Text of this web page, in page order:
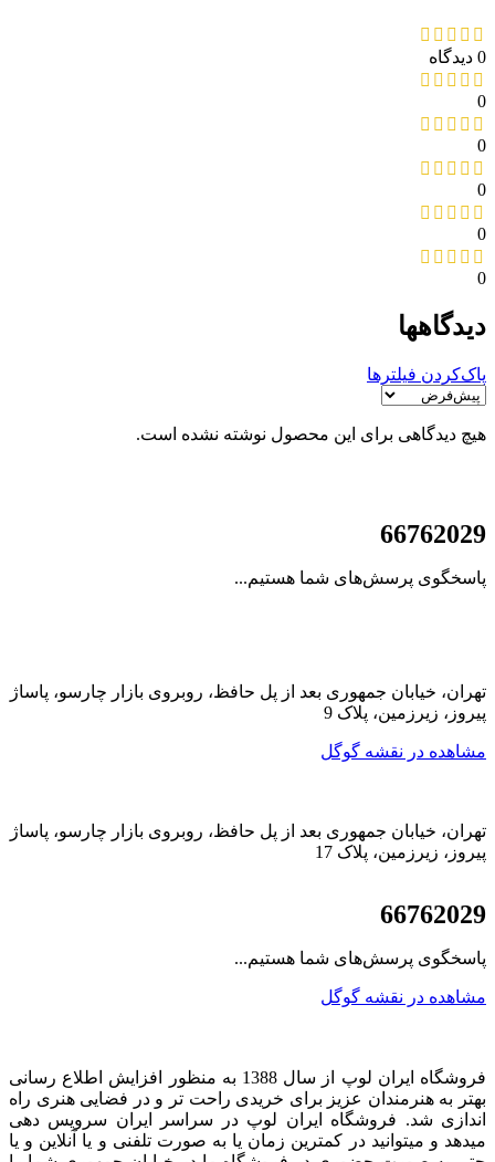
0 دیدگاه
0
0
0
0
0
دیدگاهها
پاک‌کردن فیلترها
هیچ دیدگاهی برای این محصول نوشته نشده است.
66762029
پاسخگوی پرسش‌های شما هستیم...
تهران، خیابان جمهوری بعد از پل حافظ، روبروی بازار چارسو، پاساژ
پیروز، زیرزمین، پلاک 9
مشاهده در نقشه گوگل
تهران، خیابان جمهوری بعد از پل حافظ، روبروی بازار چارسو، پاساژ
پیروز، زیرزمین، پلاک 17
66762029
پاسخگوی پرسش‌های شما هستیم...
مشاهده در نقشه گوگل
فروشگاه ایران لوپ از سال 1388 به منظور افزایش اطلاع رسانی
بهتر به هنرمندان عزیز برای خریدی راحت تر و در فضایی هنری راه
اندازی شد. فروشگاه ایران لوپ در سراسر ایران سرویس دهی
میدهد و میتوانید در کمترین زمان یا به صورت تلفنی و یا آنلاین و یا